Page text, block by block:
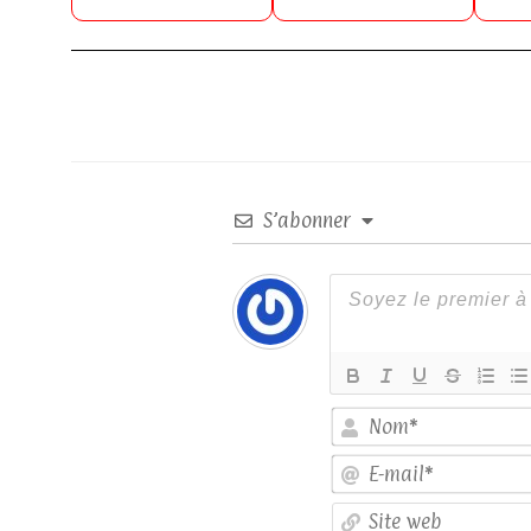
S’abonner